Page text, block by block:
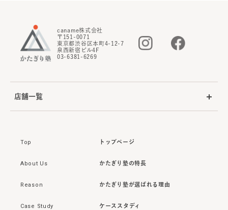
caname株式会社
〒151-0071
東京都渋谷区本町4-12-7
泉西新宿ビル4F
03-6381-6269
店舗一覧
Top トップページ
About Us かたぎり塾の特長
Reason かたぎり塾が選ばれる理由
Case Study ケーススタディ